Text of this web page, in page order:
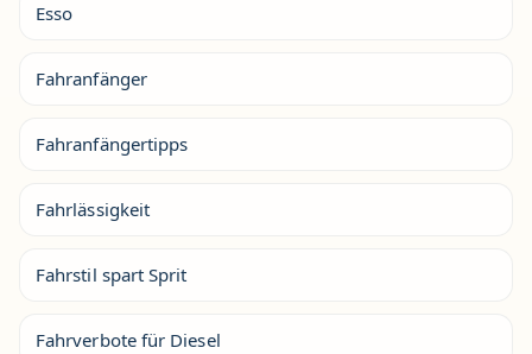
Esso
Fahranfänger
Fahranfängertipps
Fahrlässigkeit
Fahrstil spart Sprit
Fahrverbote für Diesel